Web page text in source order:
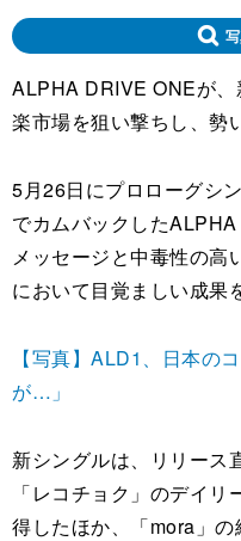
ALPHA DRIVE ONEが
楽市場を狙い撃ちし、勢
5月26日にプロローグシ
でカムバックした
メッセージと中毒性の高
において目覚ましい成果
【写真】ALD1、日本の
が…」
新シングルは、リリース
「レコチョク」のデイ
得したほか、「mora」